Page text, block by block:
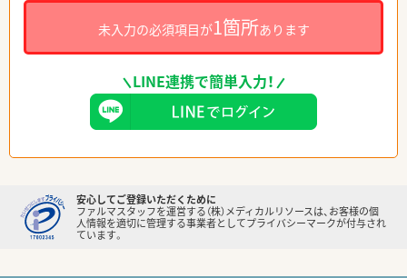
未入力の必須項目が1箇所あります
LINE連携で簡単入力！
安心してご登録いただくために
ファルマスタッフを運営する（株）メディカルリソースは、お客様の個
人情報を適切に管理する事業者としてプライバシーマークが付与され
ています。